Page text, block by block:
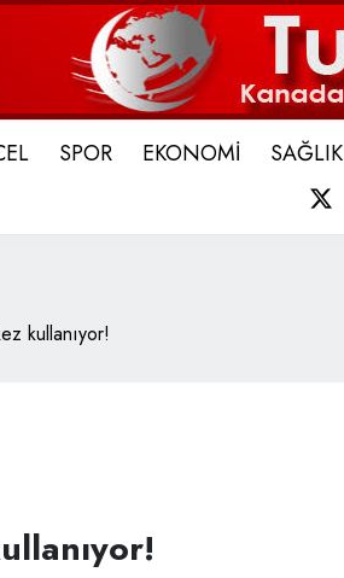
SPOR EKONOMİ SAĞLIK
kullanıyor!